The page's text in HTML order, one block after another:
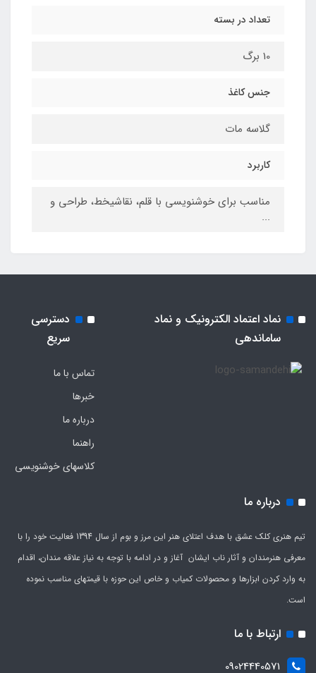
تعداد در بسته
10 برگ
جنس کاغذ
گلاسه مات
کاربرد
مناسب برای خوشنویسی با قلم، نقاشیخط، طراحی و
...
نماد اعتماد الکترونیک و نماد
ساماندهی
دسترسی
سریع
تماس با ما
خبرها
درباره ما
راهنما
کلاسهای خوشنویسی
درباره ما
تیم هنری کلک عشق با هدف اعتلای هنر این مرز و بوم از سال 1394 فعالیت خود را با
معرفی هنرمندان و آثار ناب ایشان آغاز و در ادامه با توجه به نیاز علاقه مندان، اقدام
به وارد کردن ابزارها و محصولات کمیاب و خاص این حوزه با قیمتهای مناسب نموده
است.
ارتباط با ما
09024440571